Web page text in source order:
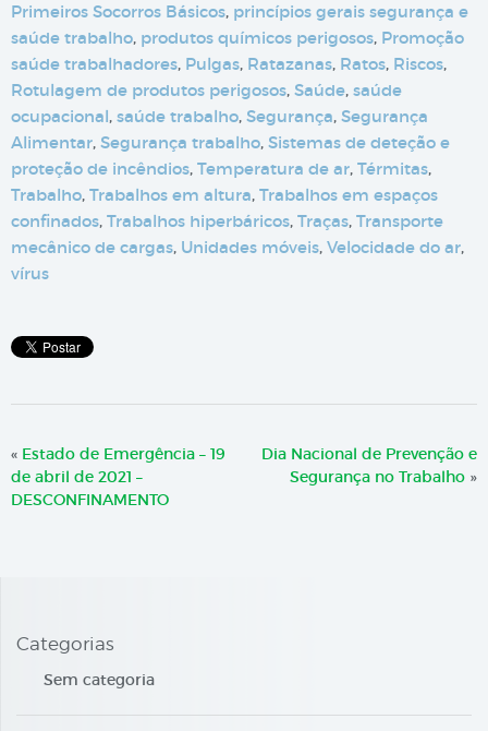
Primeiros Socorros Básicos, princípios gerais segurança e
saúde trabalho, produtos químicos perigosos, Promoção
saúde trabalhadores, Pulgas, Ratazanas, Ratos, Riscos,
Rotulagem de produtos perigosos, Saúde, saúde
ocupacional, saúde trabalho, Segurança, Segurança
Alimentar, Segurança trabalho, Sistemas de deteção e
proteção de incêndios, Temperatura de ar, Térmitas,
Trabalho, Trabalhos em altura, Trabalhos em espaços
confinados, Trabalhos hiperbáricos, Traças, Transporte
mecânico de cargas, Unidades móveis, Velocidade do ar,
vírus
« Estado de Emergência – 19
de abril de 2021 –
DESCONFINAMENTO
Dia Nacional de Prevenção e
Segurança no Trabalho »
Categorias
Sem categoria